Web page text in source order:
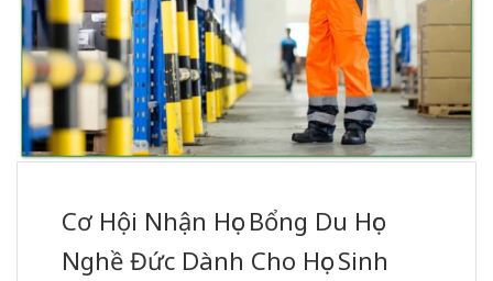
Cơ Hội Nhận Học Bổng Du Học
Nghề Đức Dành Cho Học Sinh